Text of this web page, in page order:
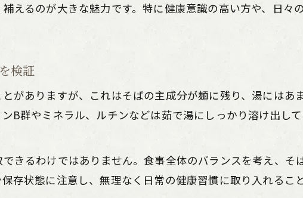
そば湯で味わうヘルシーアレンジのアイデア
そば湯の栄養を守る保存方法のポイント
そば湯の保存で気をつけたい衛生対策
そば湯保存時に栄養を逃さないコツ
そば湯保存と栄養維持のための注意点
えるのが大きな魅力です。特に健康意識の高い方や、日々
検証
とがありますが、これはそばの主成分が麺に残り、湯には
B群やミネラル、ルチンなどは茹で湯にしっかり溶け出し
きるわけではありません。食事全体のバランスを考え、そ
存状態に注意し、無理なく日常の健康習慣に取り入れること